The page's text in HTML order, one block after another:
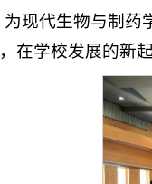
为现代生物与制
在学校发展的新